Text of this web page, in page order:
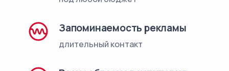
Запоминаемость рекламы
длительный контакт